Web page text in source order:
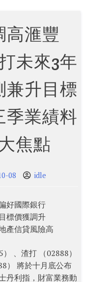
高滙豐
未來3年
兼升目標
業績料
焦點
08 idle
好國際銀行
標價獲調升
產信貸風險高
、渣打 （02888）
） 將於十月底公布
丹利指，財富業務動